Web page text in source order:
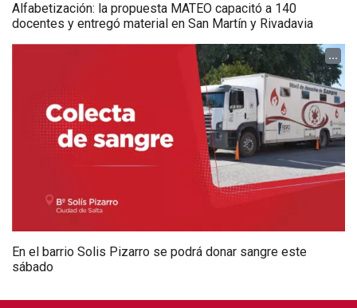
Alfabetización: la propuesta MATEO capacitó a 140
docentes y entregó material en San Martín y Rivadavia
...
En el barrio Solis Pizarro se podrá donar sangre este
sábado